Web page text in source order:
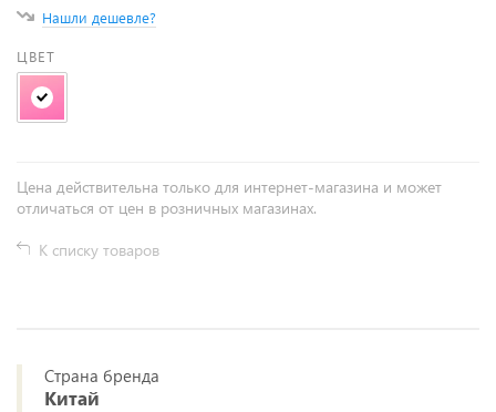
Нашли дешевле?
ЦВЕТ
Цена действительна только для интернет-магазина и может
отличаться от цен в розничных магазинах.
К списку товаров
Страна бренда
Китай